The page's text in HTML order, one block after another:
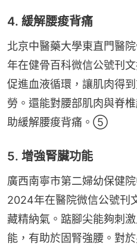
4. 緩解腰痠背痛
北京中醫藥大學東直門醫
年在健骨百科微信公號刊
促進血液循環，讓肌肉得
勞。還能對腰部肌肉與脊
助緩解腰痠背痛。⑤
5.‌ 增強腎臟功能
廣西南寧市第二婦幼保健
2024年在醫院微信公號刊文
藏精納氣。‌踮腳尖能夠刺激足少陰腎經，‌增強腎臟功
能，‌有助於固腎強腰。‌對於男性而言，‌堅持踮腳尖還